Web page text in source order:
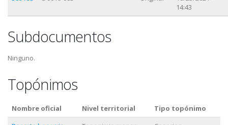
14:43
Subdocumentos
Ninguno.
Topónimos
Nombre oficial Nivel territorial
Tipo topónimo